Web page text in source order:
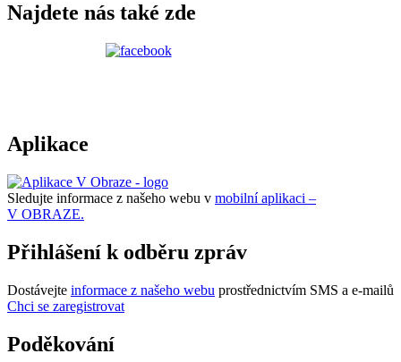
Najdete nás také zde
Aplikace
Sledujte informace z našeho webu v mobilní aplikaci –
V OBRAZE.
Přihlášení k odběru zpráv
Dostávejte informace z našeho webu prostřednictvím SMS a e-mailů
Chci se zaregistrovat
Poděkování